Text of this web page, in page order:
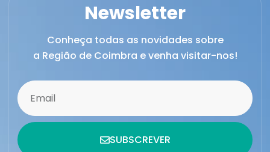
Newsletter
Conheça todas as novidades sobre
a Região de Coimbra e venha visitar-nos!
SUBSCREVER